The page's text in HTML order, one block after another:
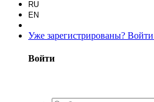
RU
EN
Уже зарегистрированы? Войти
Войти